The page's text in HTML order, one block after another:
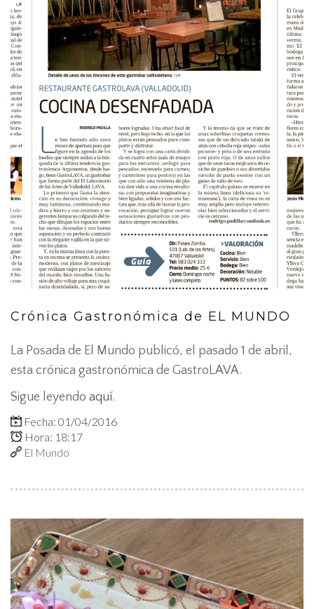
Crónica Gastronómica de EL MUNDO
La Posada de El Mundo publicó, el pasado 1 de abril,
esta crónica gastronómica de GastroLAVA.
Sigue leyendo aquí.
Fecha: 01/04/2016
Hora: 18:17
El Mundo